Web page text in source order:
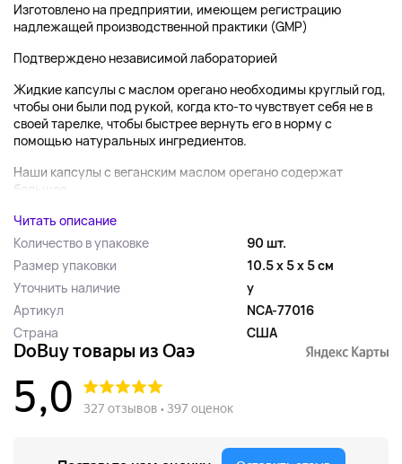
Изготовлено на предприятии, имеющем регистрацию
надлежащей производственной практики (GMP)
Подтверждено независимой лабораторией
Жидкие капсулы с маслом орегано необходимы круглый год,
чтобы они были под рукой, когда кто-то чувствует себя не в
своей тарелке, чтобы быстрее вернуть его в норму с
помощью натуральных ингредиентов.
Наши капсулы с веганским маслом орегано содержат
большое...
Читать описание
Количество в упаковке
90 шт.
Размер упаковки
10.5 x 5 x 5 см
Уточнить наличие
y
Артикул
NCA-77016
Страна
США